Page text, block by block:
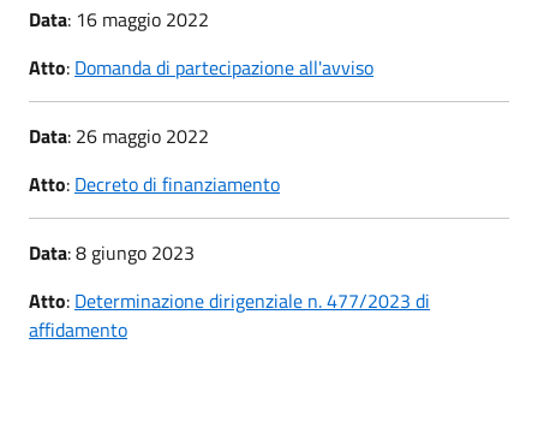
Data: 16 maggio 2022
Atto: Domanda di partecipazione all'avviso
Data: 26 maggio 2022
Atto: Decreto di finanziamento
Data: 8 giungo 2023
Atto: Determinazione dirigenziale n. 477/2023 di
affidamento